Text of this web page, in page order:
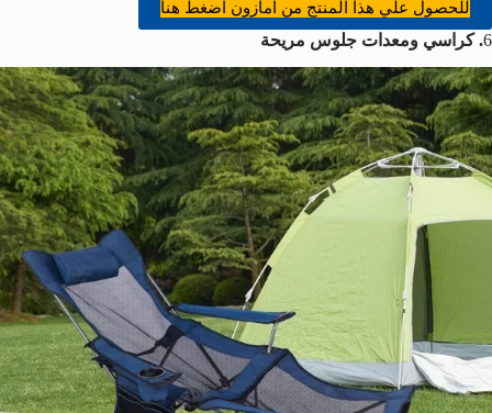
للحصول علي هذا المنتج من امازون اضغط هنا
6. كراسي ومعدات جلوس مريحة